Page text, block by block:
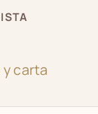
carta